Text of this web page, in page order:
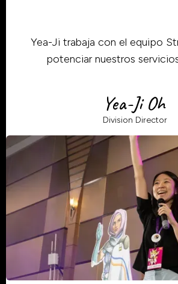
Yea-Ji trabaja con el equipo
potenciar nuestros
Yea-Ji Oh
Division Director